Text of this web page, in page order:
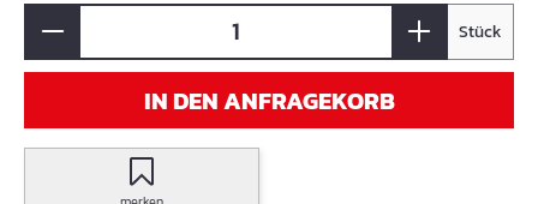
Stück
IN DEN ANFRAGEKORB